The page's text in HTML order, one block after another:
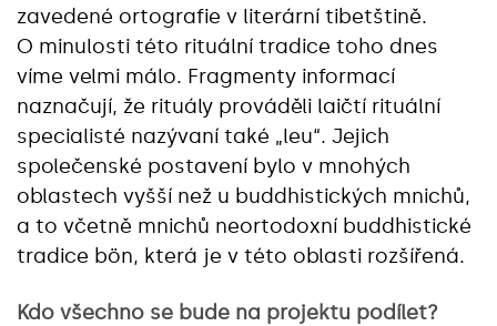
zavedené ortografie v literární tibetštině.
O minulosti této rituální tradice toho dnes
víme velmi málo. Fragmenty informací
naznačují, že rituály prováděli laičtí rituální
specialisté nazývaní také „leu“. Jejich
společenské postavení bylo v mnohých
oblastech vyšší než u buddhistických mnichů,
a to včetně mnichů neortodoxní buddhistické
tradice bön, která je v této oblasti rozšířená.
Kdo všechno se bude na projektu podílet?